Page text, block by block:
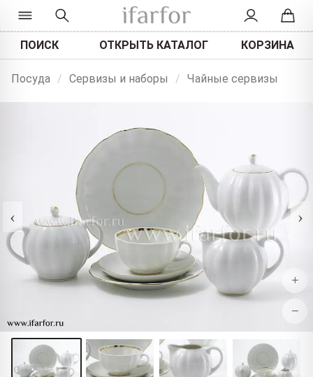
ПОИСК ОТКРЫТЬ КАТАЛОГ КОРЗИНА
Посуда / Сервизы и наборы / Чайные сервизы
‹ ›
+
−